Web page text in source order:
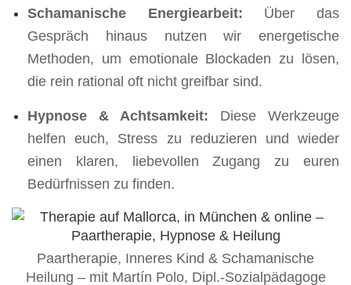
Schamanische Energiearbeit: Über das
Gespräch hinaus nutzen wir energetische
Methoden, um emotionale Blockaden zu lösen,
die rein rational oft nicht greifbar sind.
Hypnose & Achtsamkeit: Diese Werkzeuge
helfen euch, Stress zu reduzieren und wieder
einen klaren, liebevollen Zugang zu euren
Bedürfnissen zu finden.
Paartherapie, Inneres Kind & Schamanische
Heilung – mit Martín Polo, Dipl.-Sozialpädagoge